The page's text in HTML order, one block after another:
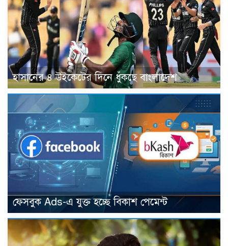
হাসানের ৪ উইকেটের দিনে ধুঁকছে বাংলাদেশ
ফেসবুক Ads-এ যুক্ত হচ্ছে বিকাশ পেমেন্ট